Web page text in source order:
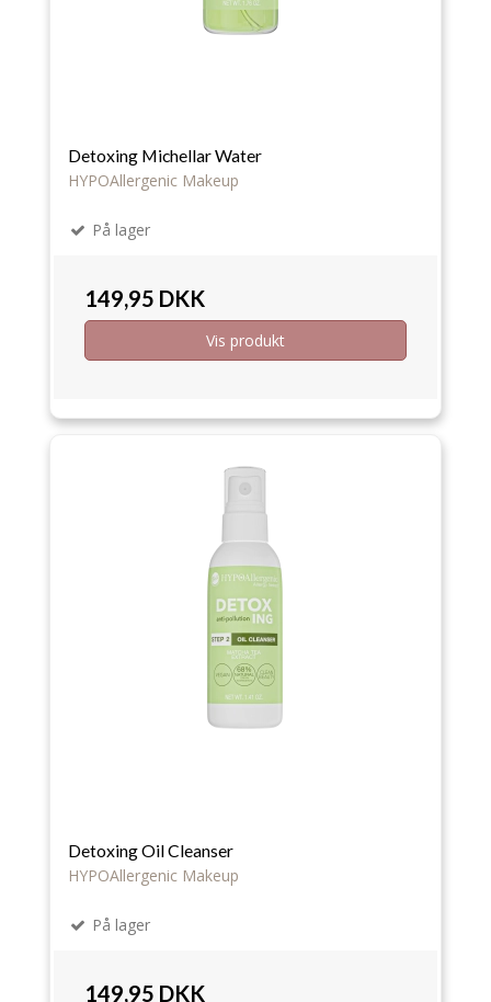
Detoxing Michellar Water
HYPOAllergenic Makeup
På lager
149,95 DKK
Vis produkt
Detoxing Oil Cleanser
HYPOAllergenic Makeup
På lager
149,95 DKK